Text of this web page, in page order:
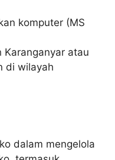
komputer (MS
Karanganyar atau
di wilayah
dalam mengelola